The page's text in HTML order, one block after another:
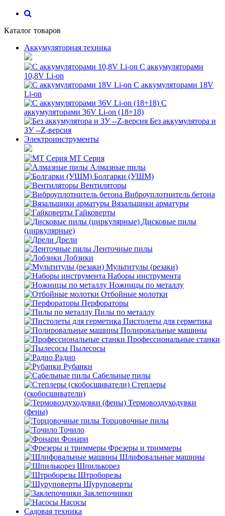
Каталог товаров
Аккумуляторная техника
С аккумуляторами
10,8V Li-on
С аккумуляторами 18V
Li-on
С
аккумуляторами 36V Li-on (18+18)
Без аккумулятора и
ЗУ --Z-версия
Электроинструменты
MT Серия
Алмазные пилы
Болгарки (УШМ)
Вентиляторы
Виброуплотнитель бетона
Вязальщики арматуры
Гайковерты
Дисковые пилы
(циркулярные)
Дрели
Ленточные пилы
Лобзики
Мультитулы (резаки)
Наборы инструмента
Ножницы по металлу
Отбойные молотки
Перфораторы
Пилы по металлу
Пистолеты для герметика
Полировальные машины
Профессиональные станки
Пылесосы
Радио
Рубанки
Сабельные пилы
Степлеры
(скобосшиватели)
Термовоздуходувки
(фены)
Торцовочные пилы
Точило
Фонари
Фрезеры и триммеры
Шлифовальные машины
Шпилькорез
Штроборезы
Шуруповерты
Заклепочники
Насосы
Садовая техника